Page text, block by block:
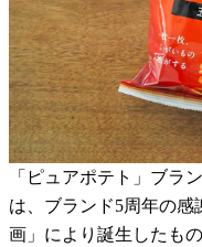
「ピュアポテト」ブラ
は、ブランド5周年の
画」により誕生したも